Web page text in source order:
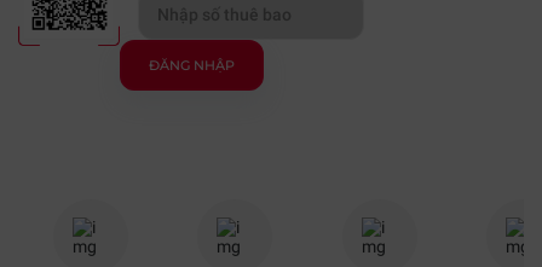
ĐĂNG NHẬP